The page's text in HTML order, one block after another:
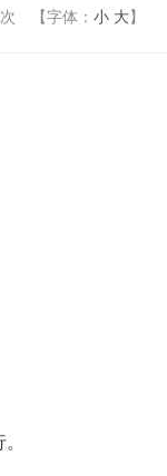
次 【字体： 小 大】